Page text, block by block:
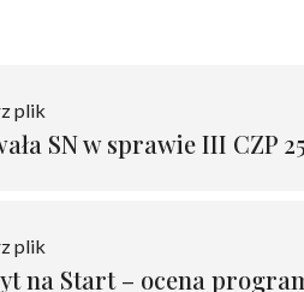
plik
SN w sprawie III CZP
plik
na Start – ocena